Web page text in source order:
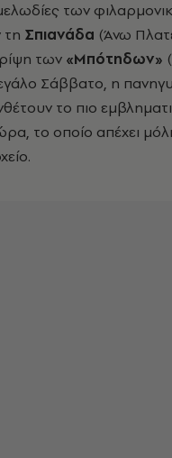
των
τη Σπιανάδα (Άνω
των «Μπότηδων»
Σάββατο, η
το πιο
το οποίο απέχει